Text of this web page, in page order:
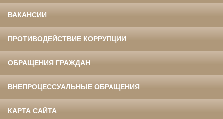
ВАКАНСИИ
ПРОТИВОДЕЙСТВИЕ КОРРУПЦИИ
ОБРАЩЕНИЯ ГРАЖДАН
ВНЕПРОЦЕССУАЛЬНЫЕ ОБРАЩЕНИЯ
КАРТА САЙТА